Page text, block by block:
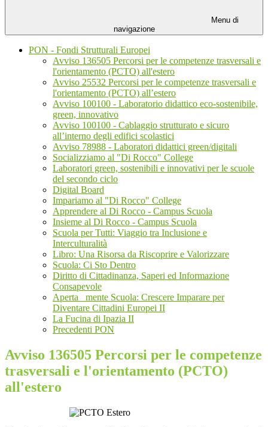
Menu di
navigazione
PON - Fondi Strutturali Europei
Avviso 136505 Percorsi per le competenze trasversali e
l'orientamento (PCTO) all'estero
Avviso 25532 Percorsi per le competenze trasversali e
l'orientamento (PCTO) all’estero
Avviso 100100 - Laboratorio didattico eco-sostenibile,
green, innovativo
Avviso 100100 - Cablaggio strutturato e sicuro
all’interno degli edifici scolastici
Avviso 78988 - Laboratori didattici green/digitali
Socializziamo al "Di Rocco" College
Laboratori green, sostenibili e innovativi per le scuole
del secondo ciclo
Digital Board
Impariamo al "Di Rocco" College
Apprendere al Di Rocco - Campus Scuola
Insieme al Di Rocco - Campus Scuola
Scuola per Tutti: Viaggio tra Inclusione e
Interculturalità
Libro: Una Risorsa da Riscoprire e Valorizzare
Scuola: Ci Sto Dentro
Diritto di Cittadinanza, Saperi ed Informazione
Consapevole
Aperta _mente Scuola: Crescere Imparare per
Diventare Cittadini Europei II
La Fucina di Ipazia II
Precedenti PON
Avviso 136505 Percorsi per le competenze
trasversali e l'orientamento (PCTO)
all'estero